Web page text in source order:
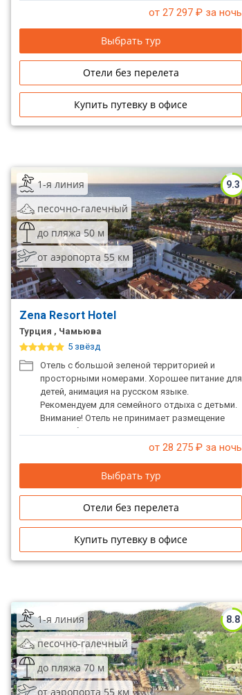
от 27 297 ₽ за ночь
Выбрать тур
Отели без перелета
Купить путевку в офисе
9.3
1-я линия
песочно-галечный
до пляжа 50 м
от аэропорта 55 км
Zena Resort Hotel
Турция , Чамьюва
5 звёзд
Отель с большой зеленой территорией и
просторными номерами. Хорошее питание для
детей, анимация на русском языке.
Рекомендуем для семейного отдыха с детьми.
Внимание! Отель не принимает размещение
мужчин без дам!
от 28 275 ₽ за ночь
Выбрать тур
Отели без перелета
Купить путевку в офисе
8.8
1-я линия
песочно-галечный
до пляжа 70 м
от аэропорта 55 км